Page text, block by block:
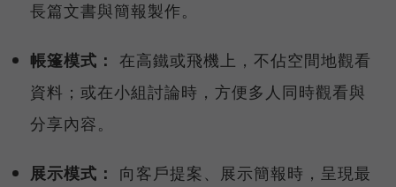
長篇文書與簡報製作。
帳篷模式： 在高鐵或飛機上，不佔空間地觀看
資料；或在小組討論時，方便多人同時觀看與
分享內容。
展示模式：
向客戶提案、展示簡報時，呈現最